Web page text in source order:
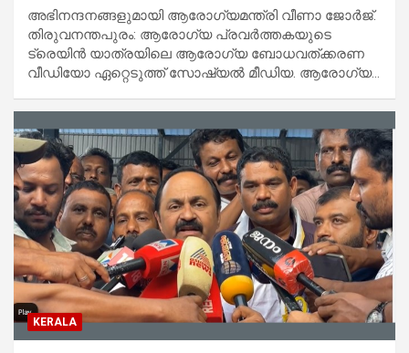
അഭിനന്ദനങ്ങളുമായി ആരോഗ്യമന്ത്രി വീണാ ജോര്‍ജ്.
തിരുവനന്തപുരം: ആരോഗ്യ പ്രവര്‍ത്തകയുടെ
ട്രെയിന്‍ യാത്രയിലെ ആരോഗ്യ ബോധവത്ക്കരണ
വീഡിയോ ഏറ്റെടുത്ത് സോഷ്യല്‍ മീഡിയ. ആരോഗ്യ…
KERALA